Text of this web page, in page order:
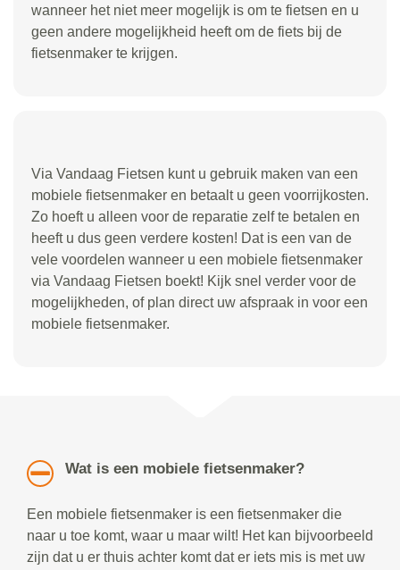
wanneer het niet meer mogelijk is om te fietsen en u
geen andere mogelijkheid heeft om de fiets bij de
fietsenmaker te krijgen.
Via Vandaag Fietsen kunt u gebruik maken van een
mobiele fietsenmaker en betaalt u geen voorrijkosten.
Zo hoeft u alleen voor de reparatie zelf te betalen en
heeft u dus geen verdere kosten! Dat is een van de
vele voordelen wanneer u een mobiele fietsenmaker
via Vandaag Fietsen boekt! Kijk snel verder voor de
mogelijkheden, of plan direct uw afspraak in voor een
mobiele fietsenmaker.
Wat is een mobiele fietsenmaker?
Een mobiele fietsenmaker is een fietsenmaker die
naar u toe komt, waar u maar wilt! Het kan bijvoorbeeld
zijn dat u er thuis achter komt dat er iets mis is met uw